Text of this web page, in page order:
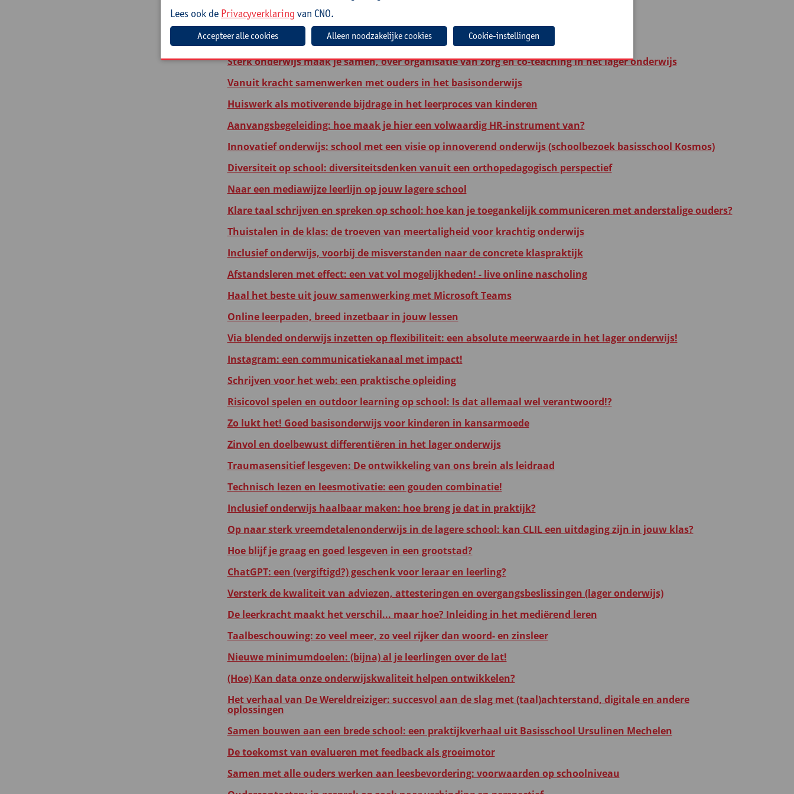
Beter én graag lezen voor elke leerling: naar een duurzaam leesbeleid op school
Hoogbegaafde leerlingen hebben jou nodig!
Sterk onderwijs maak je samen, over organisatie van zorg en co-teaching in het lager onderwijs
Vanuit kracht samenwerken met ouders in het basisonderwijs
Huiswerk als motiverende bijdrage in het leerproces van kinderen
Aanvangsbegeleiding: hoe maak je hier een volwaardig HR-instrument van?
Innovatief onderwijs: school met een visie op innoverend onderwijs (schoolbezoek basisschool Kosmos)
Diversiteit op school: diversiteitsdenken vanuit een orthopedagogisch perspectief
Naar een mediawijze leerlijn op jouw lagere school
Klare taal schrijven en spreken op school: hoe kan je toegankelijk communiceren met anderstalige ouders?
Thuistalen in de klas: de troeven van meertaligheid voor krachtig onderwijs
Inclusief onderwijs, voorbij de misverstanden naar de concrete klaspraktijk
Afstandsleren met effect: een vat vol mogelijkheden! - live online nascholing
Haal het beste uit jouw samenwerking met Microsoft Teams
Online leerpaden, breed inzetbaar in jouw lessen
Via blended onderwijs inzetten op flexibiliteit: een absolute meerwaarde in het lager onderwijs!
Instagram: een communicatiekanaal met impact!
Schrijven voor het web: een praktische opleiding
Risicovol spelen en outdoor learning op school: Is dat allemaal wel verantwoord!?
Zo lukt het! Goed basisonderwijs voor kinderen in kansarmoede
Zinvol en doelbewust differentiëren in het lager onderwijs
Traumasensitief lesgeven: De ontwikkeling van ons brein als leidraad
Technisch lezen en leesmotivatie: een gouden combinatie!
Inclusief onderwijs haalbaar maken: hoe breng je dat in praktijk?
Op naar sterk vreemdetalenonderwijs in de lagere school: kan CLIL een uitdaging zijn in jouw klas?
Hoe blijf je graag en goed lesgeven in een grootstad?
ChatGPT: een (vergiftigd?) geschenk voor leraar en leerling?
Versterk de kwaliteit van adviezen, attesteringen en overgangsbeslissingen (lager onderwijs)
De leerkracht maakt het verschil... maar hoe? Inleiding in het mediërend leren
Taalbeschouwing: zo veel meer, zo veel rijker dan woord- en zinsleer
Nieuwe minimumdoelen: (bijna) al je leerlingen over de lat!
(Hoe) Kan data onze onderwijskwaliteit helpen ontwikkelen?
Het verhaal van De Wereldreiziger: succesvol aan de slag met (taal)achterstand, digitale en andere
oplossingen
Samen bouwen aan een brede school: een praktijkverhaal uit Basisschool Ursulinen Mechelen
De toekomst van evalueren met feedback als groeimotor
Samen met alle ouders werken aan leesbevordering: voorwaarden op schoolniveau
Lees ook de Privacyverklaring van CNO.
Cookie-instellingen